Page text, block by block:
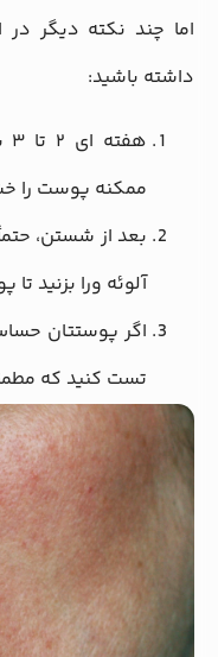
اما چند نکته دیگر در
داشته باشید:
ممکنه پوست را
بعد از شستن،
آلوئه ورا بزنید
اگر پوستتان
تست کنید که